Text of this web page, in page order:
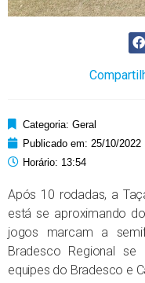
Categoria: Geral
Publicado em: 25/10/2022
Horário: 13:54
Após 10 rodadas, a
está se aproximando
jogos marcam a
Bradesco Regional
equipes do Bradesco e